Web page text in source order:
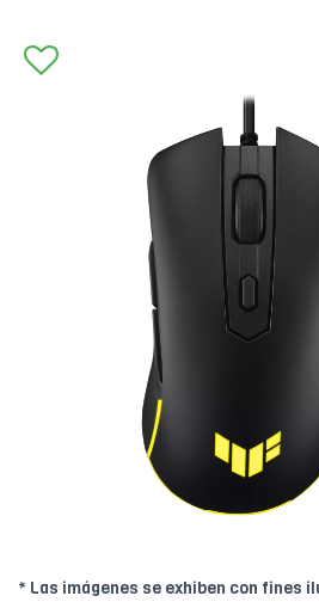
* Las imágenes se exhiben con fines